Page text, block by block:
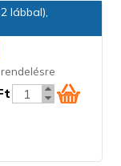
lábbal),